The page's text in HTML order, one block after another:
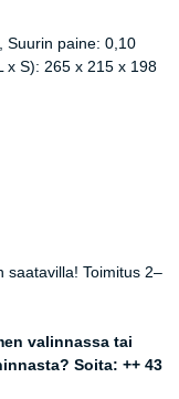
Suurin paine: 0,10
x S): 265 x 215 x 198
saatavilla! Toimitus 2–
valinnassa tai
Soita: ++ 43